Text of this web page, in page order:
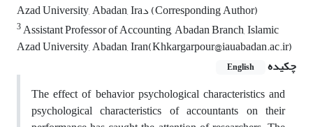
Azad University, Abadan, Iraد (Corresponding Author)
3Assistant Professor of Accounting, Abadan Branch, Islamic
Azad University, Abadan, Iran(Khkargarpour@iauabadan.ac.ir)
چکیده
English
The effect of behavior psychological characteristics and
psychological characteristics of accountants on their